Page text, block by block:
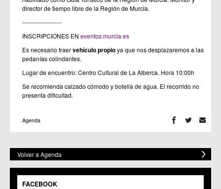
director de tiempo libre de la Región de Murcia.
--------------------
INSCRIPCIONES EN eventos.murcia.es
Es necesario traervehículo propioya que nos desplazaremos a las
pedanías colindantes.
Lugar de encuentro: Centro Cultural de La Alberca. Hora 10:00h
Se recomienda calzado cómodo y botella de agua. El recorrido no
presenta dificultad.
Agenda
Volver a Agenda
FACEBOOK